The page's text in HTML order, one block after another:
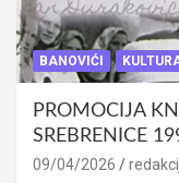
BANOVIĆI
PROMOCIJA
SREBRENICE
09/04/2026